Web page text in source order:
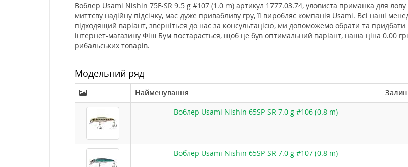
Воблер Usami Nishin 75F-SR 9.5 g #107 (1.0 m) артикул 1777.03.74, уловиста приманка для лову
миттєву надійну підсічку, має дуже привабливу гру, її виробляє компанія Usami. Всі наші
підходящий варіант, зверніться до нас за консультацією, ми допоможемо обрати та
інтернет-магазину Фіш Бум постарається, щоб це був оптимальний варіант, наша ціна 0.00
рибальських товарів.
Модельний ряд
Найменування
Воблер Usami Nishin 65SP-SR 7.0 g #106 (0.8 m)
Воблер Usami Nishin 65SP-SR 7.0 g #107 (0.8 m)